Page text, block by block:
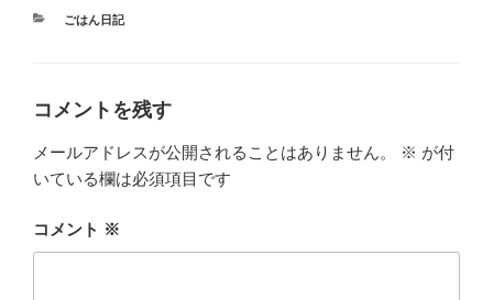
カ
ごはん日記
コメントを残す
メールアドレスが公開されることはありません。 ※ が付
いている欄は必須項目です
コメント ※